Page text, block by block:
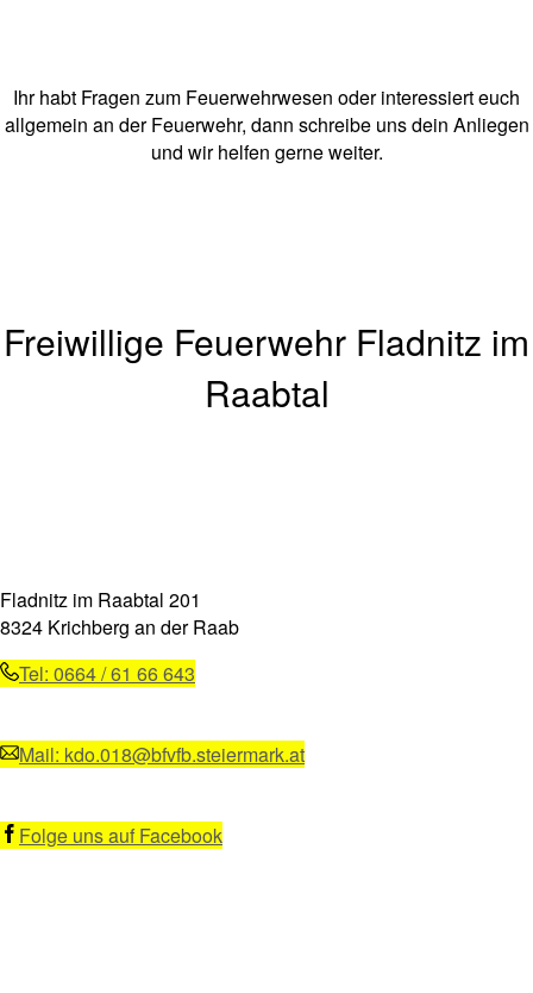
Ihr habt Fragen zum Feuerwehrwesen oder interessiert euch
allgemein an der Feuerwehr, dann schreibe uns dein Anliegen
und wir helfen gerne weiter.
Freiwillige Feuerwehr Fladnitz im
Raabtal
Fladnitz im Raabtal 201
8324 Krichberg an der Raab
Tel: 0664 / 61 66 643
Mail: kdo.018@bfvfb.steiermark.at
Folge uns auf Facebook